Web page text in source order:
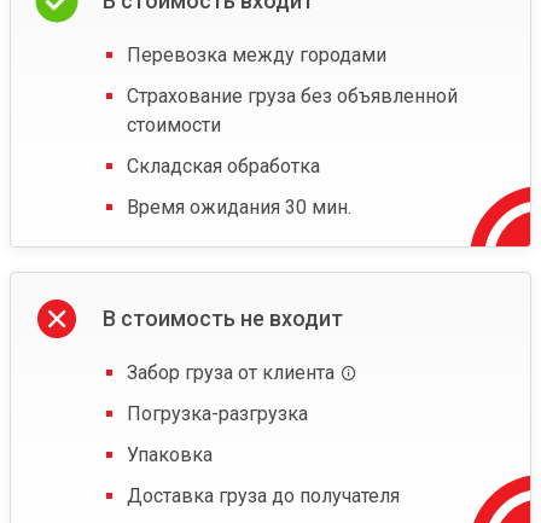
Перевозка между городами
Страхование груза без объявленной
стоимости
Складская обработка
Время ожидания 30 мин.
В стоимость не входит
Забор груза от клиента
Погрузка-разгрузка
Упаковка
Доставка груза до получателя